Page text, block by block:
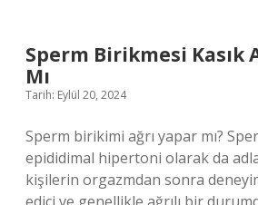
Günlük
Satırlar
Yazılar
Sperm Birikmesi Kasık
Mı
Tarih: Eylül 20, 2024
Sperm birikimi ağrı yapar mı?
epididimal hipertoni olarak da
kişilerin orgazmdan sonra